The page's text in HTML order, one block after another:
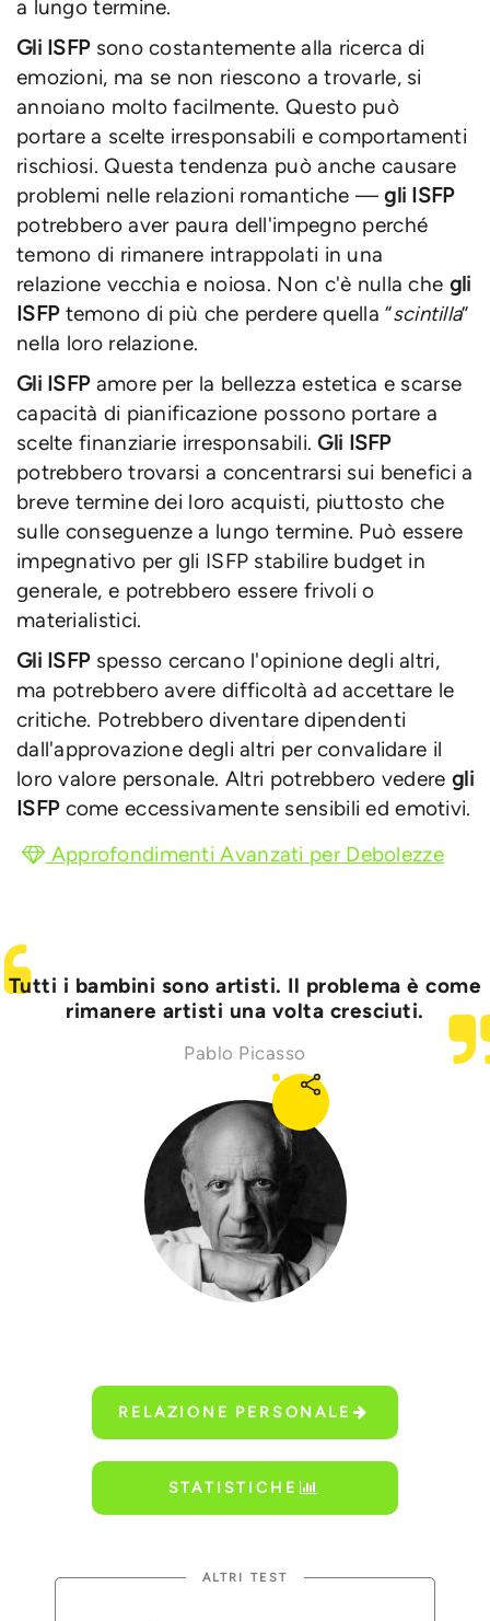
a lungo termine.
Gli ISFPsono costantemente alla ricerca di
emozioni, ma se non riescono a trovarle, si
annoiano molto facilmente. Questo può
portare a scelte irresponsabili e comportamenti
rischiosi. Questa tendenza può anche causare
problemi nelle relazioni romantiche —gli ISFP
potrebbero aver paura dell'impegno perché
temono di rimanere intrappolati in una
relazione vecchia e noiosa. Non c'è nulla che gli
ISFP temono di più che perdere quella “scintilla”
nella loro relazione.
Gli ISFP amore per la bellezza estetica e scarse
capacità di pianificazione possono portare a
scelte finanziarie irresponsabili. Gli ISFP
potrebbero trovarsi a concentrarsi sui benefici a
breve termine dei loro acquisti, piuttosto che
sulle conseguenze a lungo termine. Può essere
impegnativo per gli ISFP stabilire budget in
generale, e potrebbero essere frivoli o
materialistici.
Gli ISFP spesso cercano l'opinione degli altri,
ma potrebbero avere difficoltà ad accettare le
critiche. Potrebbero diventare dipendenti
dall'approvazione degli altri per convalidare il
loro valore personale. Altri potrebbero vedere gli
ISFP come eccessivamente sensibili ed emotivi.
Approfondimenti Avanzati per Debolezze
Tutti i bambini sono artisti. Il problema è come
rimanere artisti una volta cresciuti.
Pablo Picasso
RELAZIONE PERSONALE
STATISTICHE
ALTRI TEST